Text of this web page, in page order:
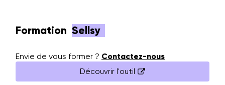
Formation Sellsy
Envie de vous former ? Contactez-nous
Découvrir l'outil